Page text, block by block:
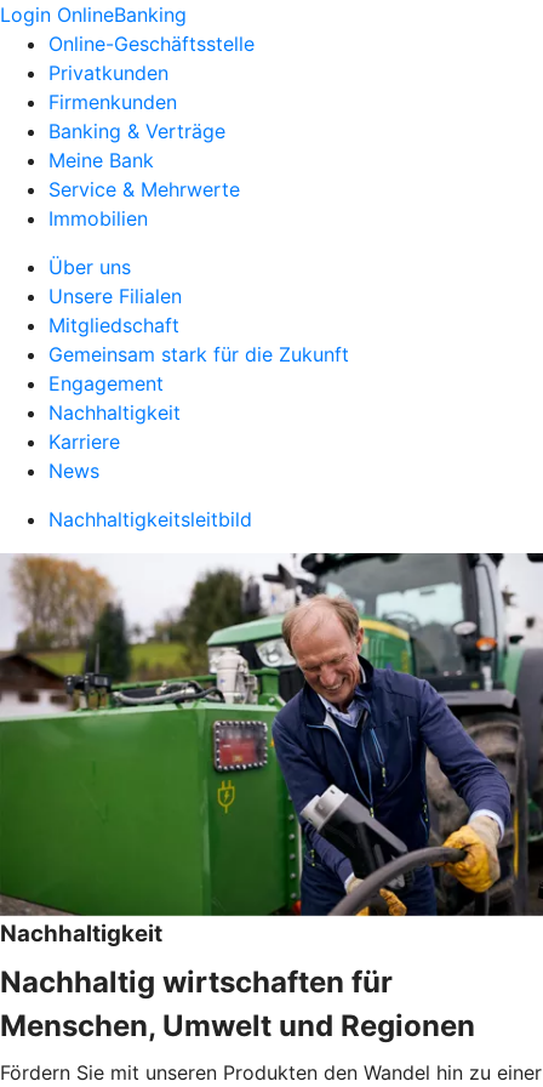
Login OnlineBanking
Online-Geschäftsstelle
Privatkunden
Firmenkunden
Banking & Verträge
Meine Bank
Service & Mehrwerte
Immobilien
Über uns
Unsere Filialen
Mitgliedschaft
Gemeinsam stark für die Zukunft
Engagement
Nachhaltigkeit
Karriere
News
Nachhaltigkeitsleitbild
Nachhaltigkeit
Nachhaltig wirtschaften für
Menschen, Umwelt und Regionen
Fördern Sie mit unseren Produkten den Wandel hin zu einer